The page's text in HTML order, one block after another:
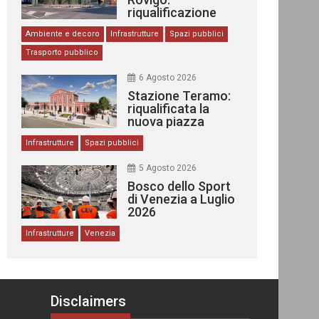
riqualificazione
delle stazioni
Ambiente e decoro Infrastrutture
Spazi pubblici
Trasporto pubblico
6 Agosto 2026
Stazione Teramo:
riqualificata la
nuova piazza
urbana
Infrastrutture Spazi pubblici
5 Agosto 2026
Bosco dello Sport
di Venezia a Luglio
2026
Infrastrutture Venezia
Disclaimers